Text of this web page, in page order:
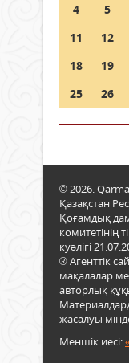
4
5
11
12
18
19
25
26
© 2026.
Қазақстан
Қоғамдық
комитетінің
куәлігі
® Агенттік
мақалалар
авторлық
жасалуы
Меншік иесі: